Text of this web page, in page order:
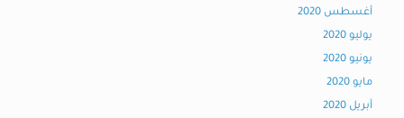
أغسطس 2020
يوليو 2020
يونيو 2020
مايو 2020
أبريل 2020